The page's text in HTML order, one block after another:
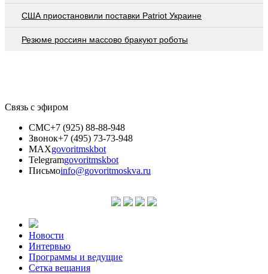
США приостановили поставки Patriot Украине
Резюме россиян массово бракуют роботы
Связь с эфиром
СМС+7 (925) 88-88-948
Звонок+7 (495) 73-73-948
MAXgovoritmskbot
Telegramgovoritmskbot
Письмоinfo@govoritmoskva.ru
Новости
Интервью
Программы и ведущие
Сетка вещания